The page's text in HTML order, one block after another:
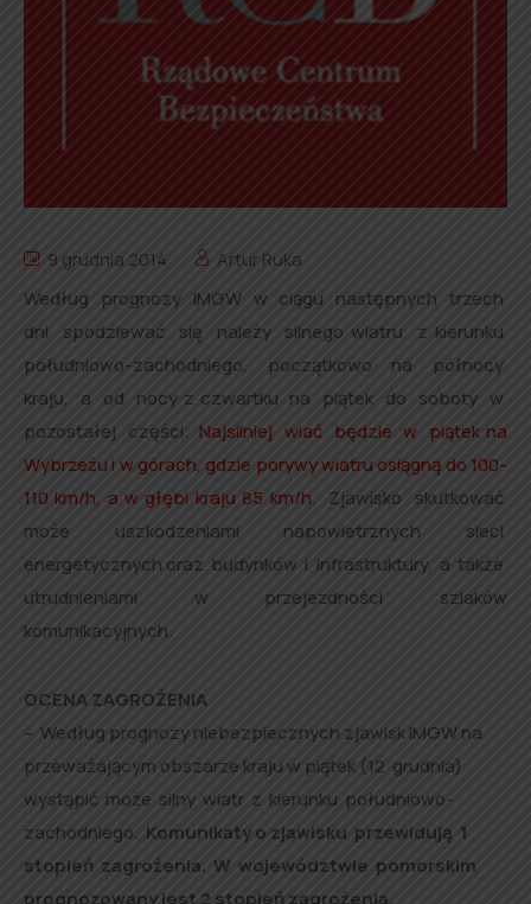
9 grudnia 2014
Artur Ruka
Według prognozy IMGW w ciągu następnych trzech
dni spodziewać się należy silnego wiatru z kierunku
południowo-zachodniego, początkowo na północy
kraju, a od nocy z czwartku na piątek do soboty w
pozostałej części.Najsilniej wiać będzie w piątek na
Wybrzeżu i w górach, gdzie porywy wiatru osiągną do 100-
110 km/h, a w głębi kraju 85 km/h. Zjawisko skutkować
może uszkodzeniami napowietrznych sieci
energetycznych oraz budynków i infrastruktury, a także
utrudnieniami w przejezdności szlaków
komunikacyjnych.
OCENA ZAGROŻENIA
– Według prognozy niebezpiecznych zjawisk IMGW na
przeważającym obszarze kraju w piątek (12 grudnia)
wystąpić może silny wiatr z kierunku południowo-
zachodniego. Komunikaty o zjawisku przewidują 1
stopień zagrożenia. W województwie pomorskim
prognozowany jest 2 stopień zagrożenia.